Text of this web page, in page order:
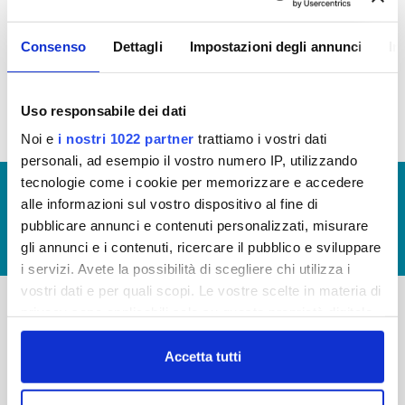
Consenso Dettagli Impostazioni degli annunci
Uso responsabile dei dati
Noi e i nostri 1022 partner trattiamo i vostri dati
personali, ad esempio il vostro numero IP, utilizzando
tecnologie come i cookie per memorizzare e accedere
alle informazioni sul vostro dispositivo al fine di
pubblicare annunci e contenuti personalizzati, misurare
gli annunci e i contenuti, ricercare il pubblico e sviluppare
i servizi. Avete la possibilità di scegliere chi utilizza i
vostri dati e per quali scopi. Le vostre scelte in materia di
in cui avete effettuato le vostre scelte. È possibile
modificare o revocare il proprio consenso in qualsiasi
momento dalla Dichiarazione sui cookie o facendo clic
Accetta tutti
EROGAZIONE DEI SERVIZI
© Copyright 2017 - 2026
GLOSSARIO
GIUDICA IL SERVIZIO
LAVORA CON NOI
Via Villamagna 90/c -
-